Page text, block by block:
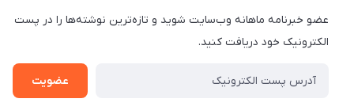
عضو خبرنامه ماهانه وب‌سایت شوید و تازه‌ترین نوشته‌ها را در پست
الکترونیک خود دریافت کنید.
عضویت